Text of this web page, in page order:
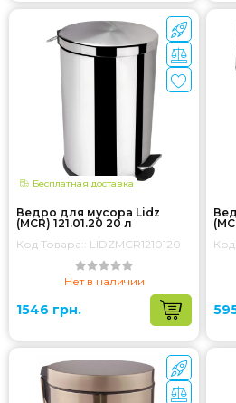
Бесплатная доставка
Ведро для мусора Lidz
(MCR) 121.01.20 20 л
Код Товара:: LIDZMCR1210120
Нет в наличии
1546 грн.
Код